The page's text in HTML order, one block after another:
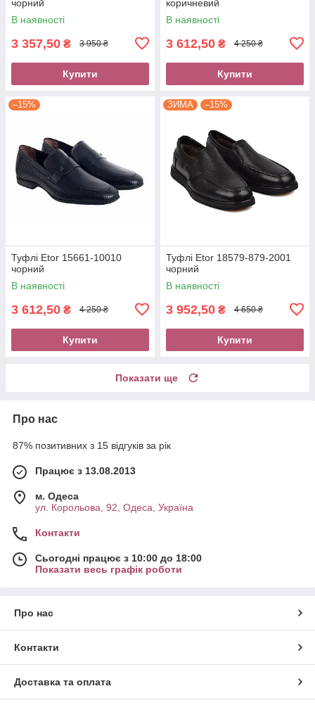
чорний
В наявності
3 357,50 ₴ 3 950 ₴
Купити
коричневий
В наявності
3 612,50 ₴ 4 250 ₴
Купити
–15%
Туфлі Etor 15661-10010
чорний
В наявності
3 612,50 ₴ 4 250 ₴
Купити
ЗИМА –15%
Туфлі Etor 18579-879-2001
чорний
В наявності
3 952,50 ₴ 4 650 ₴
Купити
Показати ще
Про нас
87% позитивних з 15 відгуків за рік
Працює з 13.08.2013
м. Одеса
ул. Корольова, 92, Одеса, Україна
Контакти
Сьогодні працює з 10:00 до 18:00
Показати весь графік роботи
Про нас
Контакти
Доставка та оплата